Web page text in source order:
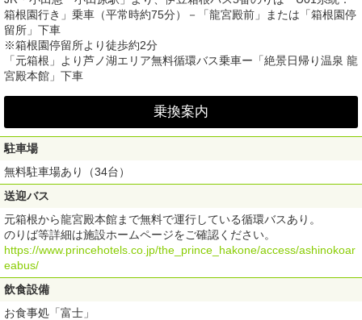
箱根園行き」乗車（平常時約75分）－「龍宮殿前」または「箱根園停
留所」下車
※箱根園停留所より徒歩約2分
「元箱根」より芦ノ湖エリア無料循環バス乗車ー「絶景日帰り温泉 龍
宮殿本館」下車
乗換案内
駐車場
無料駐車場あり（34台）
送迎バス
元箱根から龍宮殿本館まで無料で運行している循環バスあり。
のりば等詳細は施設ホームページをご確認ください。
https://www.princehotels.co.jp/the_prince_hakone/access/ashinokoar
eabus/
飲食設備
お食事処「富士」